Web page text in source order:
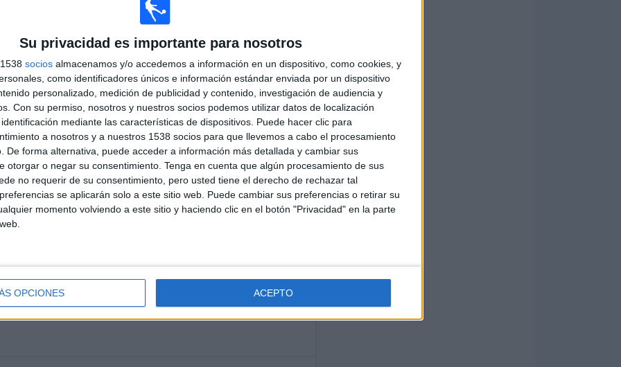
Su privacidad es importante para nosotros
socios almacenamos y/o accedemos a información en un dispositivo, como cookies, y
como identificadores únicos e información estándar enviada por un dispositivo
personalizado, medición de publicidad y contenido, investigación de audiencia y
Con su permiso, nosotros y nuestros socios podemos utilizar datos de localización
mediante las características de dispositivos. Puede hacer clic para
a nosotros y a nuestros 1538 socios para que llevemos a cabo el procesamiento
De forma alternativa, puede acceder a información más detallada y cambiar sus
otorgar o negar su consentimiento. Tenga en cuenta que algún procesamiento de sus
no requerir de su consentimiento, pero usted tiene el derecho de rechazar tal
se aplicarán solo a este sitio web. Puede cambiar sus preferencias o retirar su
momento volviendo a este sitio y haciendo clic en el botón "Privacidad" en la parte
OPCIONES ACEPTO
EN TELEVISIÓN EN ESPAÑA
los datos estadísticos de cuándo y dónde se televisan los partidos de Fútbol
del
, podemos dar los siguientes datos:
86,21%
Os Belenenses - Benfica
18/04/2015 Liga portuguesa por GolStadium
13
4128
25